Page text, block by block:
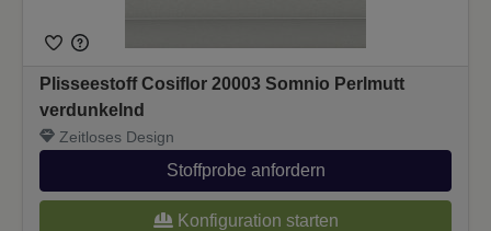
Plisseestoff Cosiflor 20003 Somnio Perlmutt
verdunkelnd
Zeitloses Design
Stoffprobe anfordern
Konfiguration starten